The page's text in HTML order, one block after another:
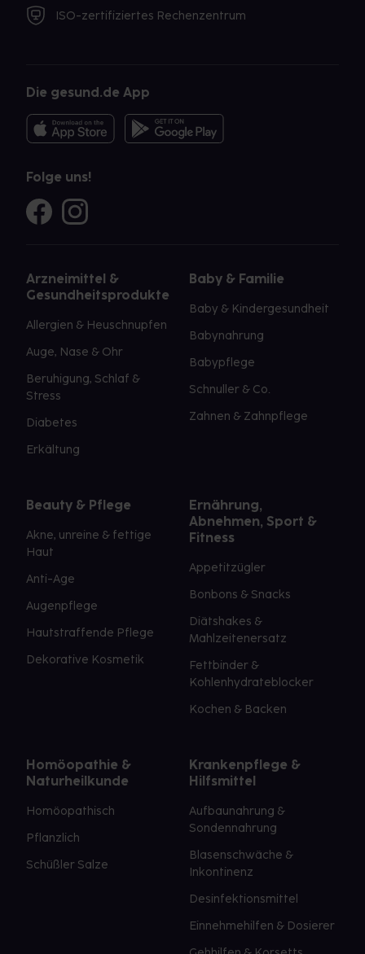
ISO-zertifiziertes Rechenzentrum
Die gesund.de App
Folge uns!
Arzneimittel &
Gesundheitsprodukte
Allergien & Heuschnupfen
Auge, Nase & Ohr
Beruhigung, Schlaf &
Stress
Diabetes
Erkältung
Baby & Familie
Baby & Kindergesundheit
Babynahrung
Babypflege
Schnuller & Co.
Zahnen & Zahnpflege
Beauty & Pflege
Akne, unreine & fettige
Haut
Anti-Age
Augenpflege
Hautstraffende Pflege
Dekorative Kosmetik
Ernährung,
Abnehmen, Sport &
Fitness
Appetitzügler
Bonbons & Snacks
Diätshakes &
Mahlzeitenersatz
Fettbinder &
Kohlenhydrateblocker
Kochen & Backen
Homöopathie &
Naturheilkunde
Homöopathisch
Pflanzlich
Schüßler Salze
Krankenpflege &
Hilfsmittel
Aufbaunahrung &
Sondennahrung
Blasenschwäche &
Inkontinenz
Desinfektionsmittel
Einnehmehilfen & Dosierer